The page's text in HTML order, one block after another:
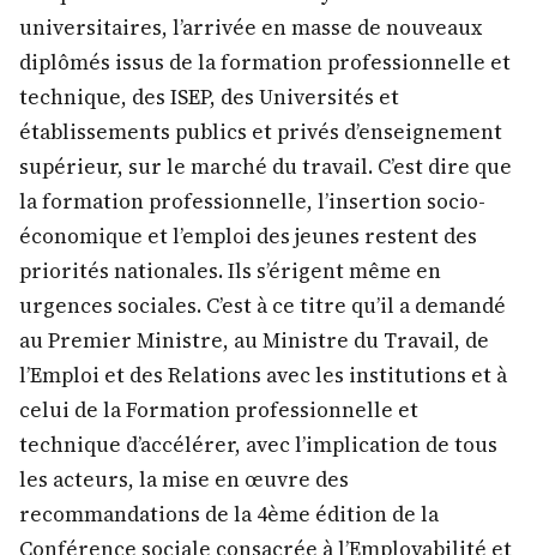
universitaires, l’arrivée en masse de nouveaux
diplômés issus de la formation professionnelle et
technique, des ISEP, des Universités et
établissements publics et privés d’enseignement
supérieur, sur le marché du travail. C’est dire que
la formation professionnelle, l’insertion socio-
économique et l’emploi des jeunes restent des
priorités nationales. Ils s’érigent même en
urgences sociales. C’est à ce titre qu’il a demandé
au Premier Ministre, au Ministre du Travail, de
l’Emploi et des Relations avec les institutions et à
celui de la Formation professionnelle et
technique d’accélérer, avec l’implication de tous
les acteurs, la mise en œuvre des
recommandations de la 4ème édition de la
Conférence sociale consacrée à l’Employabilité et